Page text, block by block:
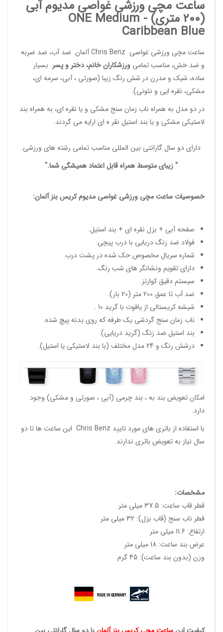
ساعت مچی ورزشی غواصی مدیوم آبی
(200 متری) - ONE Medium
Caribbean Blue
ساعت مچی ورزشی غواصی Chris Benzآلمان ضد آب، ضد ضربه
و ضد خش، مناسب تمامی ورزشکاران خانم، دختر و پسر. بسیار
ساده، شیک و مدرن در شش رنگ زیبا (صورتی ، آبی، سرمه ای،
مشکی، نقره ایی و نئونی).
در دو مدل به همراه ناب زمان سنج مشکی و یا نقره ای، به همراه بند
لاستیکی مشکی و یا بند استیل نقر ه ای ارایه می گردند.
دارای دو سال گارانتی بین المللی مناسب تمامی رشته های ورزشی.
" زیبای متوسط همراه قابل اعتماد همیشگی شما."
خصوصیات ساعت مچی ورزشی غواصی مدیومکریس بنز آلمان:
صفحه آبی + بزل نقره ای + بند استیل.
فولاد ضد زنگ دریایی با درب پیچی.
شماره سریال مخصوص حک شده در پشت درب.
دارای تقویم ونشانگر های شب رنگ.
سیستم دقیق کوارتز.
ضد آب تا عمق 200 متر (20 بار).
شیشه کریستالی از یاقوت با گرید 10 .
ناب زمان سنج گردشی یک طرفه که روی بدنه پیچ شده.
بند استیل ضد زنگ (گرید دریایی).
درشش رنگ و 24 مدل مختلف (با بند لاستیکی یا استیل).
امکان تعویض بند به ، بند چرمی (آبی ، صورتی و مشکی) وجود
دارد.
با استفاده از باتری های مورد تایید Chris Benz این ساعت ها تا دو
سال نیاز به تعویض باتری ندارند.
مشخصات:
قطر قاب ساعت: 37.5 میلی متر
قطر ناب سنج (قاب بزل): 32 میلی متر
ارتفاع: 11.6 میلی متر
عرض بند ساعت: 18 میلی متر
وزن (بدون بند ساعت): 45 گرم